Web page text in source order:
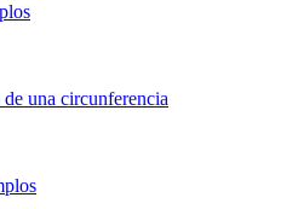
una circunferencia